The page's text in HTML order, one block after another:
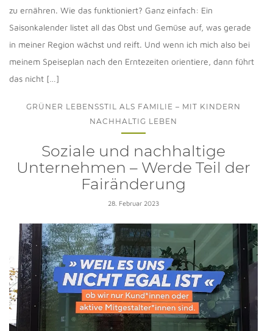
zu ernähren. Wie das funktioniert? Ganz einfach: Ein
Saisonkalender listet all das Obst und Gemüse auf, was gerade
in meiner Region wächst und reift. Und wenn ich mich also bei
meinem Speiseplan nach den Erntezeiten orientiere, dann führt
das nicht […]
GRÜNER LEBENSSTIL ALS FAMILIE – MIT KINDERN
NACHHALTIG LEBEN
Soziale und nachhaltige
Unternehmen – Werde Teil der
Fairänderung
28. Februar 2023